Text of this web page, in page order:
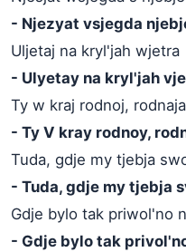
- Njezyat vsjegda
Uljetaj na kryl'jah wjetra
- Ulyetay na kryl'jah
Ty w kraj rodnoj,
- Ty V kray rodnoy,
Tuda, gdje my tjebja
- Tuda, gdje my tjebja
Gdje bylo tak priwol'no
- Gdje bylo tak